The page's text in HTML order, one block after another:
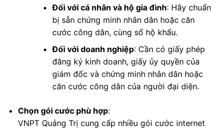
Đối với cá nhân và hộ gia đình: Hãy chuẩn
bị sẵn chứng minh nhân dân hoặc căn
cước công dân, cùng sổ hộ khẩu.
Đối với doanh nghiệp: Cần có giấy phép
đăng ký kinh doanh, giấy ủy quyền của
giám đốc và chứng minh nhân dân hoặc
căn cước công dân của người đại diện.
Chọn gói cước phù hợp:
VNPT Quảng Trị cung cấp nhiều gói cước internet